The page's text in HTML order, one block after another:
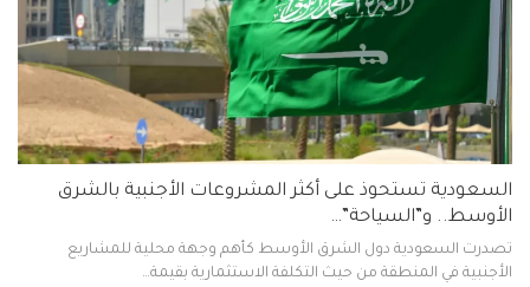
السعودية تستحوذ على أكثر المشروعات الأجنبية بالشرق
الأوسط.. و”السياحة”…
تصدرت السعودية دول الشرق الأوسط كأهم وجهة محلية للمشاريع
الأجنبية في المنطقة من حيث التكلفة الاستثمارية بقيمة…